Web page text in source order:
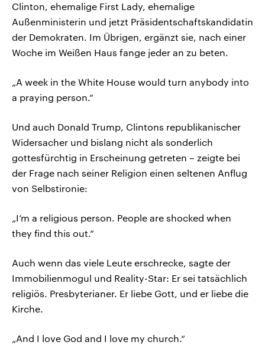
Clinton, ehemalige First Lady, ehemalige
Außenministerin und jetzt Präsidentschaftskandidatin
der Demokraten. Im Übrigen, ergänzt sie, nach einer
Woche im Weißen Haus fange jeder an zu beten.
„A week in the White House would turn anybody into
a praying person.“
Und auch Donald Trump, Clintons republikanischer
Widersacher und bislang nicht als sonderlich
gottesfürchtig in Erscheinung getreten – zeigte bei
der Frage nach seiner Religion einen seltenen Anflug
von Selbstironie:
„I’m a religious person. People are shocked when
they find this out.“
Auch wenn das viele Leute erschrecke, sagte der
Immobilienmogul und Reality-Star: Er sei tatsächlich
religiös. Presbyterianer. Er liebe Gott, und er liebe die
Kirche.
„And I love God and I love my church.“